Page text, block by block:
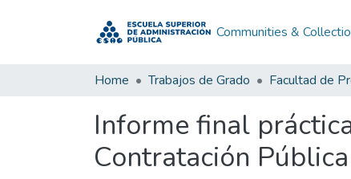
Communities &
Home Trabajos de Grado Facultad de
Informe final
Contratación